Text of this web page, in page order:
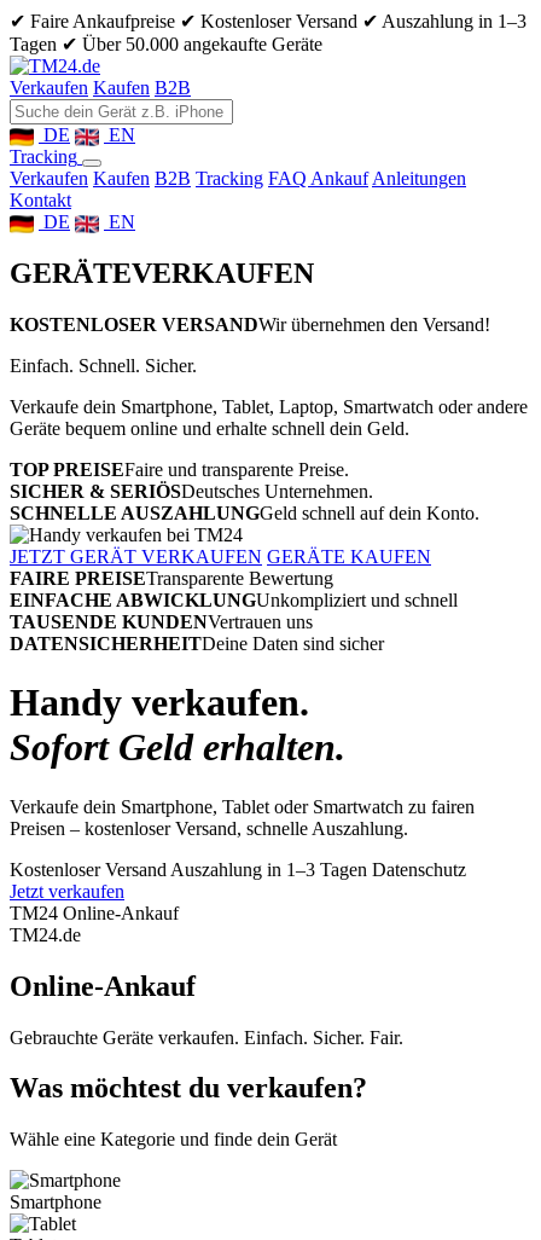
✔ Faire Ankaufpreise ✔ Kostenloser Versand ✔ Auszahlung in 1–3
Tagen ✔ Über 50.000 angekaufte Geräte
Verkaufen Kaufen B2B
DE
EN
Tracking
Verkaufen Kaufen B2B Tracking FAQ Ankauf Anleitungen
Kontakt
DE
EN
GERÄTEVERKAUFEN
KOSTENLOSER VERSANDWir übernehmen den Versand!
Einfach. Schnell. Sicher.
Verkaufe dein Smartphone, Tablet, Laptop, Smartwatch oder andere
Geräte bequem online und erhalte schnell dein Geld.
TOP PREISEFaire und transparente Preise.
SICHER & SERIÖSDeutsches Unternehmen.
SCHNELLE AUSZAHLUNGGeld schnell auf dein Konto.
JETZT GERÄT VERKAUFEN GERÄTE KAUFEN
FAIRE PREISETransparente Bewertung
EINFACHE ABWICKLUNGUnkompliziert und schnell
TAUSENDE KUNDENVertrauen uns
DATENSICHERHEITDeine Daten sind sicher
Handy verkaufen.
Sofort Geld erhalten.
Verkaufe dein Smartphone, Tablet oder Smartwatch zu fairen
Preisen – kostenloser Versand, schnelle Auszahlung.
Kostenloser Versand Auszahlung in 1–3 Tagen Datenschutz
Jetzt verkaufen
TM24 Online-Ankauf
TM24.de
Online-Ankauf
Gebrauchte Geräte verkaufen. Einfach. Sicher. Fair.
Was möchtest du verkaufen?
Wähle eine Kategorie und finde dein Gerät
Smartphone